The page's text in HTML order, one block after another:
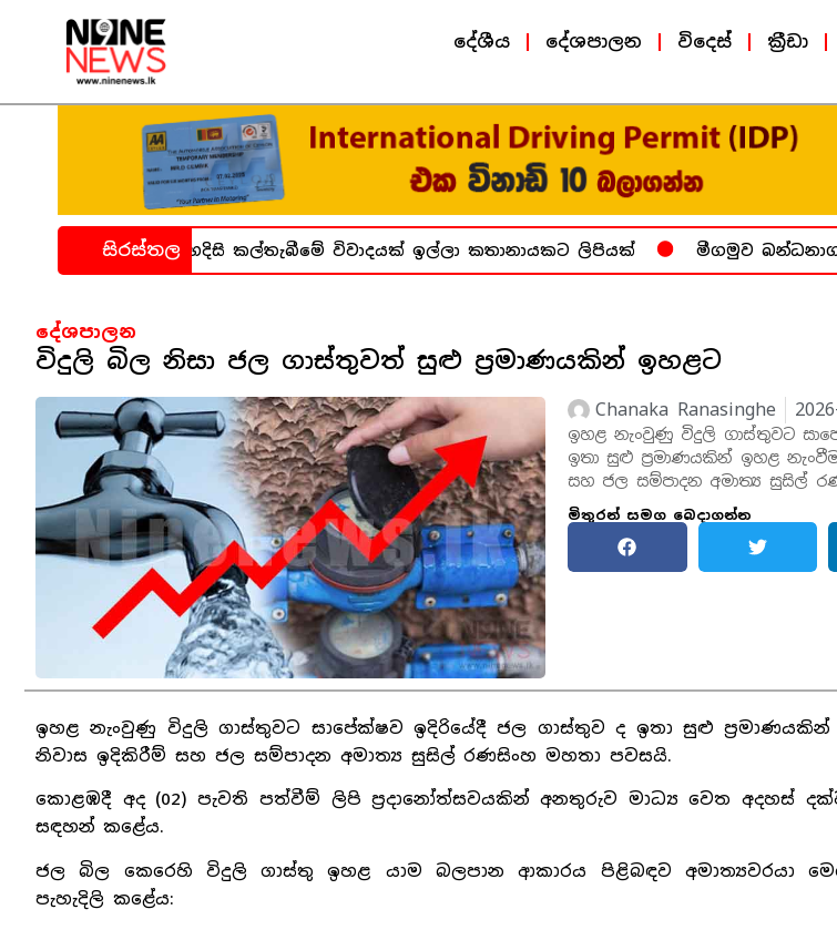
දේශීය දේශපාලන විදෙස් ක්‍රීඩා
සිරස්තල
සිද්ධිය ගැන හදිසි කල්තැබීමේ විවාදයක් ඉල්ලා කතානායකට ලිපියක් මීගමුව
දේශපාලන
විදුලි බිල නිසා ජල ගාස්තුවත් සුළු ප්‍රමාණයකින් ඉහළට
Chanaka Ranasinghe
ඉහළ නැංවුණු විදුලි ගාස්තුවට
ඉතා සුළු ප්‍රමාණයකින් ඉහළ
සහ ජල සම්පාදන අමාත්‍ය සුසිල්
මිතුරන් සමග බෙදාගන්න
ඉහළ නැංවුණු විදුලි ගාස්තුවට සාපේක්ෂව ඉදිරියේදී ජල ගාස්තුව ද ඉතා සුළු
නිවාස ඉදිකිරීම් සහ ජල සම්පාදන අමාත්‍ය සුසිල් රණසිංහ මහතා පවසයි.
කොළඹදී අද (02) පැවති පත්වීම් ලිපි ප්‍රදානෝත්සවයකින් අනතුරුව මාධ්‍ය වෙත අදහස්
සඳහන් කළේය.
ජල බිල කෙරෙහි විදුලි ගාස්තු ඉහළ යාම බලපාන ආකාරය පිළිබඳව අමාත්‍යවරයා
පැහැදිලි කළේය: